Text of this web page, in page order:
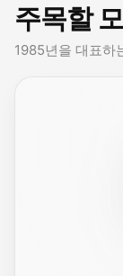
주목할
1985년을 대표하